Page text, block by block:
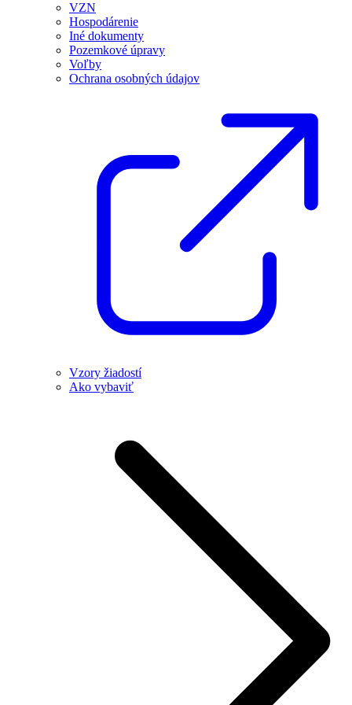
VZN
Hospodárenie
Iné dokumenty
Pozemkové úpravy
Voľby
Ochrana osobných údajov
Vzory žiadostí
Ako vybaviť